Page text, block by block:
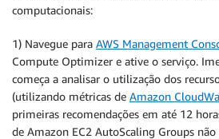
computacionais:
1) Navegue para AWS Management
Compute Optimizer e ative o serviço.
começa a analisar o utilização dos
(utilizando métricas de Amazon
primeiras recomendações em até 12
de Amazon EC2 AutoScaling Groups